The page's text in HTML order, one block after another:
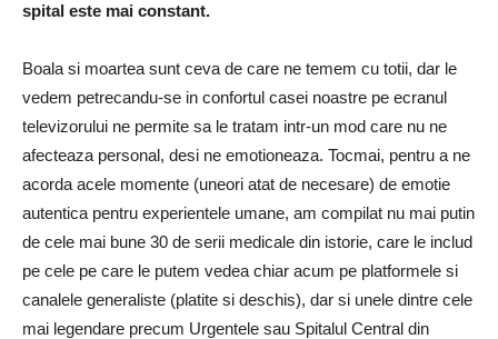
spital este mai constant.
Boala si moartea sunt ceva de care ne temem cu totii, dar le
vedem petrecandu-se in confortul casei noastre pe ecranul
televizorului ne permite sa le tratam intr-un mod care nu ne
afecteaza personal, desi ne emotioneaza. Tocmai, pentru a ne
acorda acele momente (uneori atat de necesare) de emotie
autentica pentru experientele umane, am compilat nu mai putin
de cele mai bune 30 de serii medicale din istorie, care le includ
pe cele pe care le putem vedea chiar acum pe platformele si
canalele generaliste (platite si deschis), dar si unele dintre cele
mai legendare precum Urgentele sau Spitalul Central din